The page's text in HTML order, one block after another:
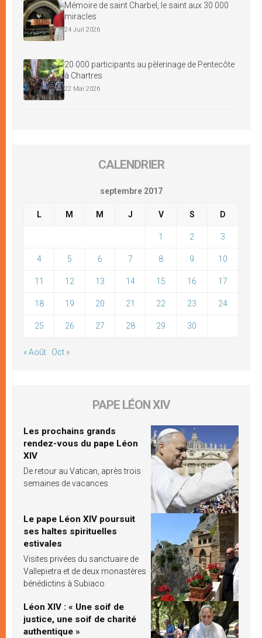
Mémoire de saint Charbel, le saint aux 30 000
miracles
24 Juil 2026
20 000 participants au pèlerinage de Pentecôte
à Chartres
22 Mai 2026
CALENDRIER
septembre 2017
L M M J V S D
1 2 3
4 5 6 7 8 9 10
11 12 13 14 15 16 17
18 19 20 21 22 23 24
25 26 27 28 29 30
« Août Oct »
PAPE LÉON XIV
Les prochains grands
rendez-vous du pape Léon
XIV
De retour au Vatican, après trois
semaines de vacances
Le pape Léon XIV poursuit
ses haltes spirituelles
estivales
Visites privées du sanctuaire de
Vallepietra et de deux monastères
bénédictins à Subiaco
Léon XIV : « Une soif de
justice, une soif de charité
authentique »